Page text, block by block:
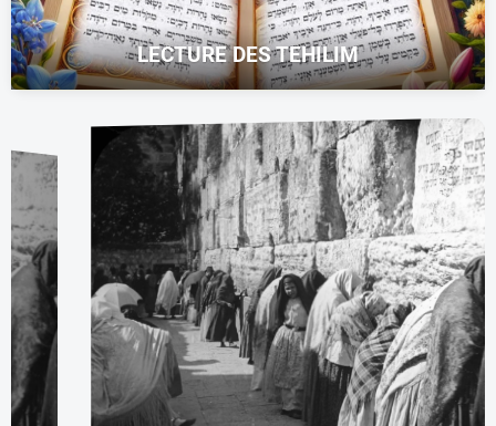
LECTURE DES TEHILIM